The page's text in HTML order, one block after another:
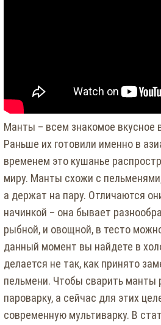
Манты – всем знакомое вкусное
Раньше их готовили именно в
временем это кушанье
миру. Манты схожи с
а держат на пару. Отличаются
начинкой – она бывает
рыбной, и овощной, в тесто
данный момент вы найдете в
делается не так, как принято
пельмени. Чтобы сварить манты
пароварку, а сейчас для этих
современную мультиварку. В